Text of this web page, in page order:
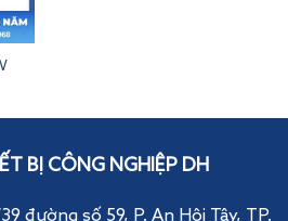
BỊ CÔNG NGHIỆP DH
đường số 59, P. An Hội Tây, TP.